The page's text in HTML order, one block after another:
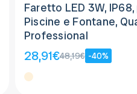
Faretto LED 3W,
Piscine e Fontane,
Professional
28,91€48,19€ -40%